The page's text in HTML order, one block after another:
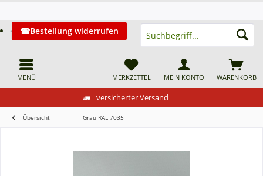
versicherter Versand
MENÜ
Bestellung widerrufen
WARENKORB
MERKZETTEL MEIN KONTO
Übersicht Grau RAL 7035